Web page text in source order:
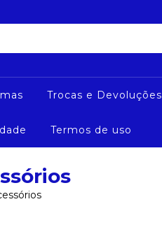
Trocas e Devoluções
Termos de uso